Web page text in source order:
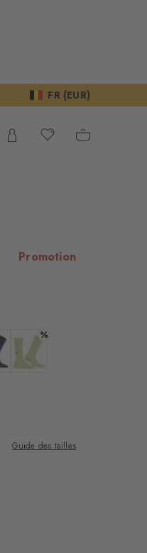
FR (EUR)
Promotion
%
Guide des tailles